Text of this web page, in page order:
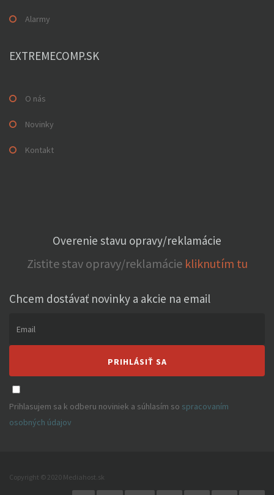
Alarmy
EXTREMECOMP.SK
O nás
Novinky
Kontakt
Overenie stavu opravy/reklamácie
Zistite stav opravy/reklamácie kliknutím tu
Chcem dostávať novinky a akcie na email
PRIHLÁSIŤ SA
Prihlasujem sa k odberu noviniek a súhlasím so spracovaním
osobných údajov
Copyright © 2020 Mediahost.sk